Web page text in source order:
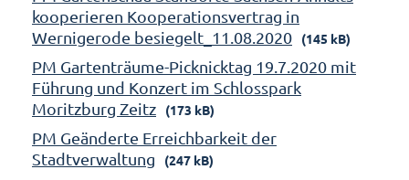
kooperieren Kooperationsvertrag in
Wernigerode besiegelt_11.08.2020
(145 kB)
PM Gartenträume-Picknicktag 19.7.2020 mit
Führung und Konzert im Schlosspark
Moritzburg Zeitz
(173 kB)
PM Geänderte Erreichbarkeit der
Stadtverwaltung
(247 kB)